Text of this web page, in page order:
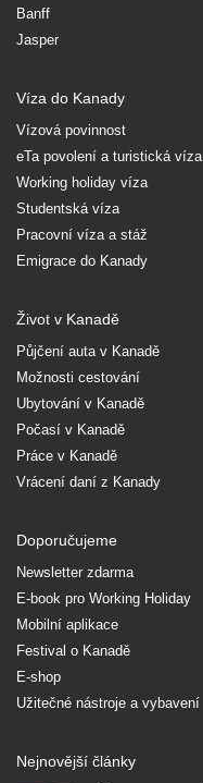
Banff
Jasper
Víza do Kanady
Vízová povinnost
eTa povolení a turistická víza
Working holiday víza
Studentská víza
Pracovní víza a stáž
Emigrace do Kanady
Život v Kanadě
Půjčení auta v Kanadě
Možnosti cestování
Ubytování v Kanadě
Počasí v Kanadě
Práce v Kanadě
Vrácení daní z Kanady
Doporučujeme
Newsletter zdarma
E-book pro Working Holiday
Mobilní aplikace
Festival o Kanadě
E-shop
Užitečné nástroje a vybavení
Nejnovější články